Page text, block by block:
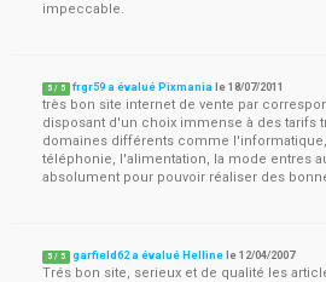
impeccable.
5 / 5 frgr59 a évalué Pixmania le18/07/2011
très bon site internet de vente par
disposant d'un choix immense à des tarifs
domaines différents comme
téléphonie, l'alimentation, la mode entres
absolument pour pouvoir réaliser des
5 / 5 garfield62 a évalué Helline le12/04/2007
Trés bon site, serieux et de qualité les